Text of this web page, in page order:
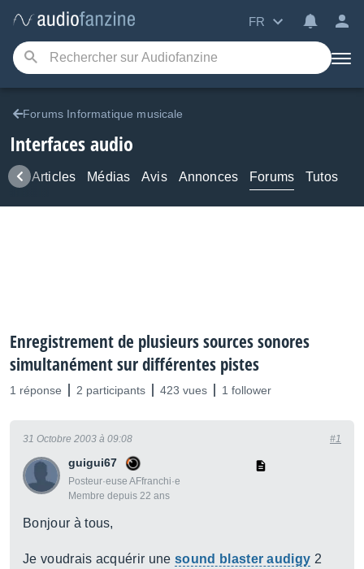
FR
Forums Informatique musicale
Interfaces audio
Articles Médias Avis Annonces Forums Tutos
Enregistrement de plusieurs sources sonores
simultanément sur différentes pistes
1 réponse 2 participants 423 vues 1 follower
guigui67
Posteur·euse AFfranchi·e
Membre depuis 22 ans
31 Octobre 2003 à 09:08 #1
Bonjour à tous,
Je voudrais acquérir une sound blaster audigy 2